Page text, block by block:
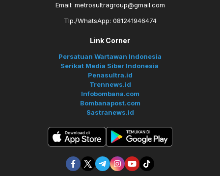
Email: metrosultragroup@gmail.com
Tlp./WhatsApp: 081241946474
Link Corner
Persatuan Wartawan Indonesia
Serikat Media Siber Indonesia
Penasultra.id
Trennews.id
Infobombana.com
Bombanapost.com
Sastranews.id